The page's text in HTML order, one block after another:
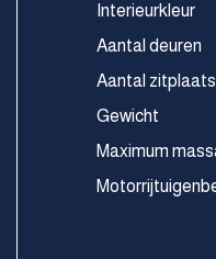
Interieurkleur
Aantal deuren
Aantal
Gewicht
Maximum